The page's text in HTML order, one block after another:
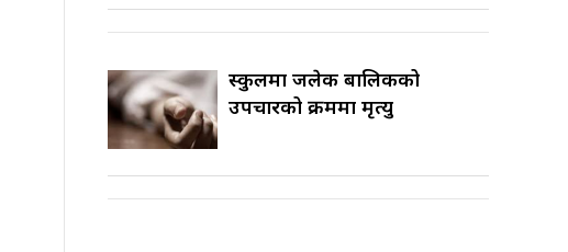
स्कुलमा जलेकी बालिकको
उपचारको क्रममा मृत्यु